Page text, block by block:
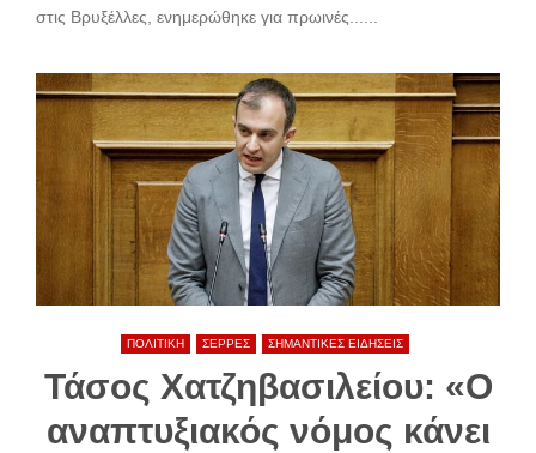
στις Βρυξέλλες, ενημερώθηκε για πρωινές......
ΠΟΛΙΤΙΚΗ ΣΕΡΡΕΣ ΣΗΜΑΝΤΙΚΕΣ ΕΙΔΗΣΕΙΣ
Τάσος Χατζηβασιλείου: «Ο
αναπτυξιακός νόμος κάνει